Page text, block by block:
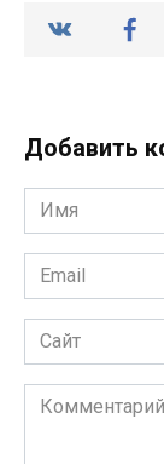
Добавить
Имя
*
Email
*
Сайт
Комментарий